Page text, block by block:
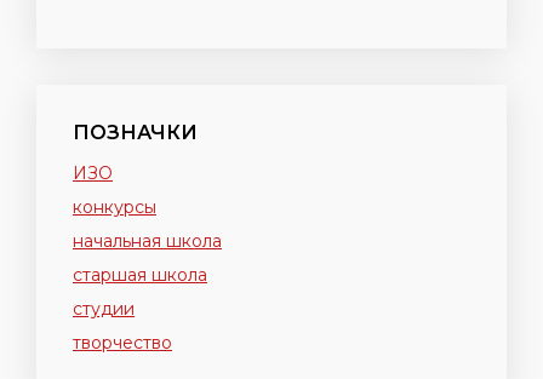
ПОЗНАЧКИ
ИЗО
конкурсы
начальная школа
старшая школа
студии
творчество